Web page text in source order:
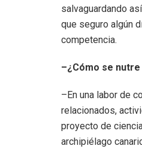
salvaguardando
que seguro algún
competencia.
–¿Cómo se
–En una labor de
relacionados,
proyecto de
archipiélago